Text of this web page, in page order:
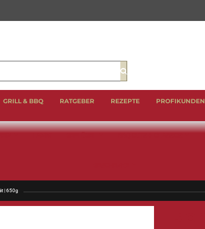
Suche
GRILL & BBQ RATGEBER REZEPTE PROFIKUNDEN
| 650g